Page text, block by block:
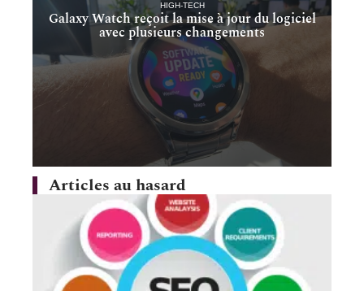
HIGH-TECH
Galaxy Watch reçoit la mise à jour du logiciel
avec plusieurs changements
Articles au hasard